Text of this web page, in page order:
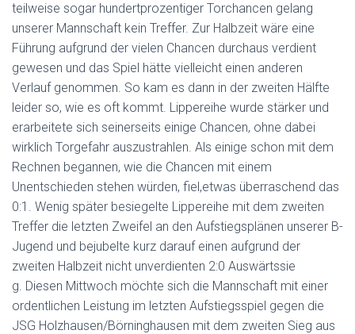
teilweise sogar hundertprozentiger Torchancen gelang
unserer Mannschaft kein Treffer. Zur Halbzeit wäre eine
Führung aufgrund der vielen Chancen durchaus verdient
gewesen und das Spiel hätte vielleicht einen anderen
Verlauf genommen. So kam es dann in der zweiten Hälfte
leider so, wie es oft kommt. Lippereihe wurde stärker und
erarbeitete sich seinerseits einige Chancen, ohne dabei
wirklich Torgefahr auszustrahlen. Als einige schon mit dem
Rechnen begannen, wie die Chancen mit einem
Unentschieden stehen würden, fiel,etwas überraschend das
0:1. Wenig später besiegelte Lippereihe mit dem zweiten
Treffer die letzten Zweifel an den Aufstiegsplänen unserer B-
Jugend und bejubelte kurz darauf einen aufgrund der
zweiten Halbzeit nicht unverdienten 2:0 Auswärtssie
g. Diesen Mittwoch möchte sich die Mannschaft mit einer
ordentlichen Leistung im letzten Aufstiegsspiel gegen die
JSG Holzhausen/Börninghausen mit dem zweiten Sieg aus